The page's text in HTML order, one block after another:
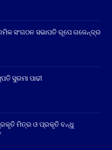
ସଂଗଠନ ସଭାପତି ରୂପେ ଗଜେନ୍ଦ୍ର
ସୁରମା ପାଢୀ
ମିତ୍ର ଓ ପ୍ରକୃତି ବନ୍ଧୁ